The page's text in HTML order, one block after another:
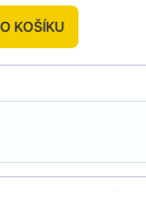
KOŠÍKU